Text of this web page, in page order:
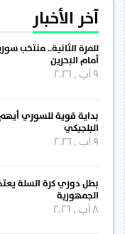
آخر الأخبار
للمرة الثانية.. منتخب
أمام البحرين
بداية قوية للسوري
البلجيكي
بطل دوري كرة السلة
الجمهورية